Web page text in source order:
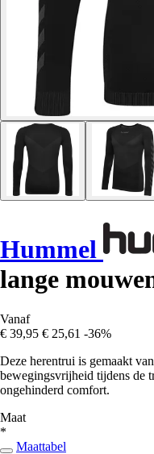
Hummel
lange
Vanaf
€ 39,95 € 25,61 -36%
Deze herentrui is gemaakt
bewegingsvrijheid tijdens de
ongehinderd comfort.
Maat
*
Maattabel